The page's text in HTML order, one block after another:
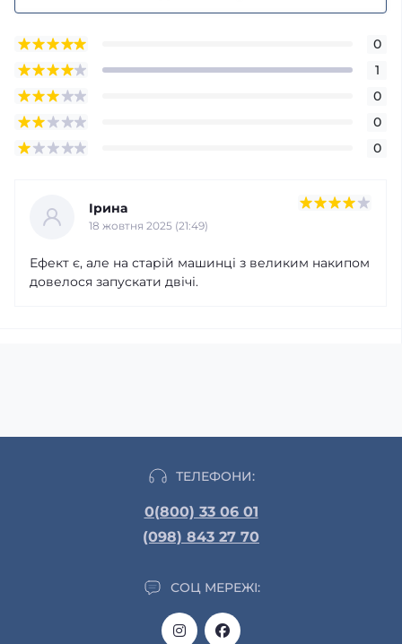
0
1
0
0
0
Ірина
18 жовтня 2025 (21:49)
Ефект є, але на старій машинці з великим накипом
довелося запускати двічі.
ТЕЛЕФОНИ:
0(800) 33 06 01
(098) 843 27 70
СОЦ МЕРЕЖІ: